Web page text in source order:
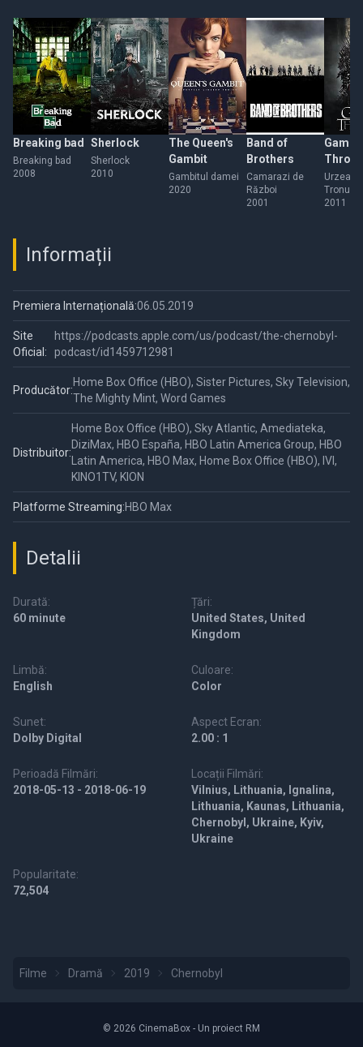
Breaking bad
Breaking bad
2008
Sherlock
Sherlock
2010
The Queen's
Gambit
Gambitul damei
2020
Band of
Brothers
Camarazi de
Război
2001
Game
Urzeala
2011
Informații
Premiera Internațională:06.05.2019
Site
Oficial:
https://podcasts.apple.com/us/podcast/the-chernobyl-
podcast/id1459712981
Producător:
Home Box Office (HBO), Sister Pictures, Sky Television,
The Mighty Mint, Word Games
Distribuitor:
Home Box Office (HBO), Sky Atlantic, Amediateka,
DiziMax, HBO España, HBO Latin America Group, HBO
Latin America, HBO Max, Home Box Office (HBO), IVI,
KINO1TV, KION
Platforme Streaming:HBO Max
Detalii
Durată:
60 minute
Țări:
United States, United
Kingdom
Limbă:
English
Culoare:
Color
Sunet:
Dolby Digital
Aspect Ecran:
2.00 : 1
Perioadă Filmări:
2018-05-13 - 2018-06-19
Locații Filmări:
Vilnius, Lithuania, Ignalina,
Lithuania, Kaunas, Lithuania,
Chernobyl, Ukraine, Kyiv,
Ukraine
Popularitate:
72,504
Filme Dramă 2019 Chernobyl
© 2026 CinemaBox - Un proiect RM